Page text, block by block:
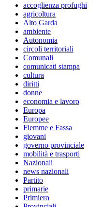
accoglienza profughi
agricoltura
Alto Garda
ambiente
Autonomia
circoli territoriali
Comunali
comunicati stampa
cultura
diritti
donne
economia e lavoro
Europa
Europee
Fiemme e Fassa
giovani
governo provinciale
mobilità e trasporti
Nazionali
news nazionali
Partito
primarie
Primiero